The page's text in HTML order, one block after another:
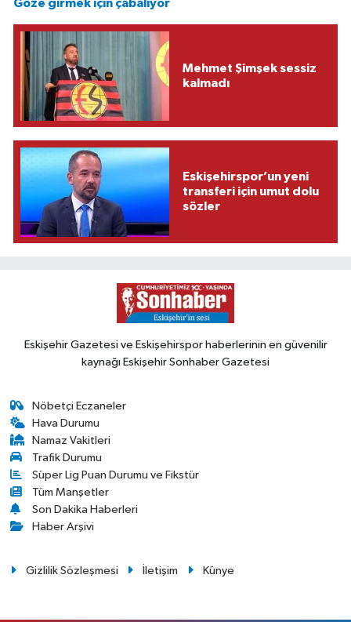
Göze girmek için çabalıyor
Mehmet Şimşek sessiz
kalmadı
Eskişehirspor’un yeni
transferi için umut dolu
sözler
Eskişehir Gazetesi ve Eskişehirspor haberlerinin en güvenilir
kaynağı Eskişehir Sonhaber Gazetesi
Nöbetçi Eczaneler
Hava Durumu
Namaz Vakitleri
Trafik Durumu
Süper Lig Puan Durumu ve Fikstür
Tüm Manşetler
Son Dakika Haberleri
Haber Arşivi
Gizlilik Sözleşmesi İletişim Künye